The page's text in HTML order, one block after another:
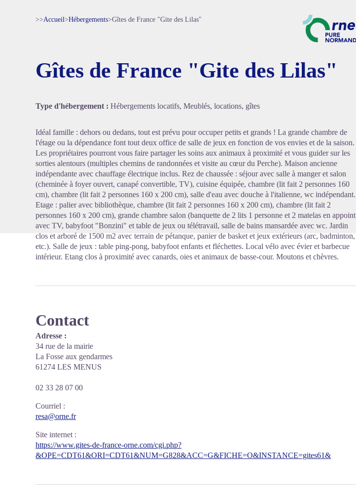
Voir l'image en plein écran
>>Accueil>Hébergements>Gîtes de France "Gite des Lilas"
Gîtes de France "Gite des Lilas"
Type d'hébergement : Hébergements locatifs, Meublés, locations, gîtes
Idéal famille : dehors ou dedans, tout est prévu pour occuper petits et grands ! La grande chambre de
l'étage ou la dépendance font tout deux office de salle de jeux en fonction de vos envies et de la saison.
Les propriétaires pourront vous faire partager les soins aux animaux à proximité et vous guider sur les
sorties alentours (multiples chemins de randonnées et visite au cœur du Perche). Maison ancienne
indépendante avec chauffage électrique inclus. Rez de chaussée : séjour avec salle à manger et salon
(cheminée à foyer ouvert, canapé convertible, TV), cuisine équipée, chambre (lit fait 2 personnes 160
cm), chambre (lit fait 2 personnes 160 x 200 cm), salle d'eau avec douche à l'italienne, wc indépendant.
Etage : palier avec bibliothèque, chambre (lit fait 2 personnes 160 x 200 cm), chambre (lit fait 2
personnes 160 x 200 cm), grande chambre salon (banquette de 2 lits 1 personne et 2 matelas en appoint
avec TV, babyfoot "Bonzini" et table de jeux ou télétravail, salle de bains mansardée avec wc. Jardin
clos et arboré de 1500 m2 avec terrain de pétanque, panier de basket et jeux extérieurs (arc, badminton,
etc.). Salle de jeux : table ping-pong, babyfoot enfants et fléchettes. Local vélo avec évier et barbecue
intérieur. Etang clos à proximité avec canards, oies et animaux de basse-cour. Moutons et chèvres.
Contact
Adresse :
34 rue de la mairie
La Fosse aux gendarmes
61274 LES MENUS
02 33 28 07 00
Courriel :
resa@orne.fr
Site internet :
https://www.gites-de-france-orne.com/cgi.php?
&OPE=CDT61&ORI=CDT61&NUM=G828&ACC=G&FICHE=O&INSTANCE=gites61&